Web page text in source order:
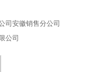
司安徽销售分公司
公司